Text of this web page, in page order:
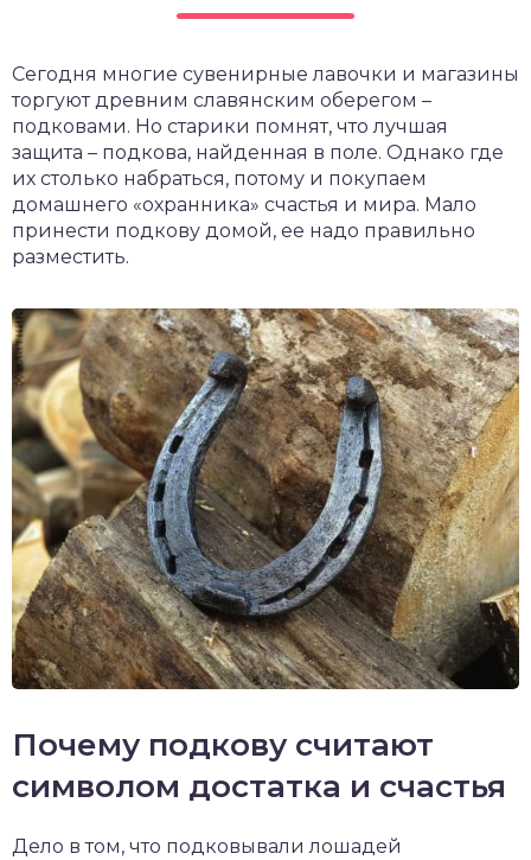
Сегодня многие сувенирные лавочки и магазины
торгуют древним славянским оберегом –
подковами. Но старики помнят, что лучшая
защита – подкова, найденная в поле. Однако где
их столько набраться, потому и покупаем
домашнего «охранника» счастья и мира. Мало
принести подкову домой, ее надо правильно
разместить.
Почему подкову считают
символом достатка и счастья
Дело в том, что подковывали лошадей
крыши и кровли
и уход